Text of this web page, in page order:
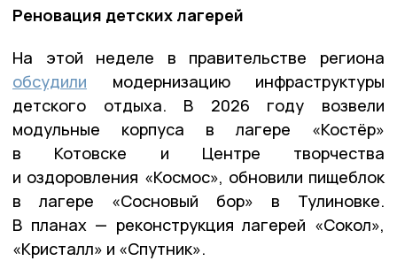
Реновация детских лагерей
На этой неделе в правительстве региона
обсудили модернизацию инфраструктуры
детского отдыха. В 2026 году возвели
модульные корпуса в лагере «Костёр»
в Котовске и Центре творчества
и оздоровления «Космос», обновили пищеблок
в лагере «Сосновый бор» в Тулиновке.
В планах — реконструкция лагерей «Сокол»,
«Кристалл» и «Спутник».